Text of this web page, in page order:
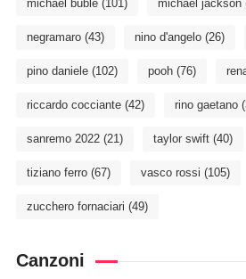
michael bublé(101) michael jackson
negramaro(43) nino d'angelo(26)
pino daniele(102) pooh(76)
riccardo cocciante(42) rino gaetano
sanremo 2022(21) taylor swift(40)
tiziano ferro(67) vasco rossi (105)
zucchero fornaciari (49)
Canzoni